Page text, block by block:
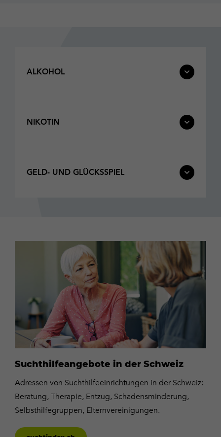
ALKOHOL
NIKOTIN
GELD- UND GLÜCKSSPIEL
Suchthilfeangebote in der Schweiz
Adressen von Suchthilfeeinrichtungen in der Schweiz:
Beratung, Therapie, Entzug, Schadensminderung,
Selbsthilfegruppen, Elternvereinigungen.